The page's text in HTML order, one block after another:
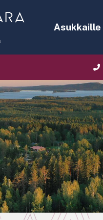
Asukkaille